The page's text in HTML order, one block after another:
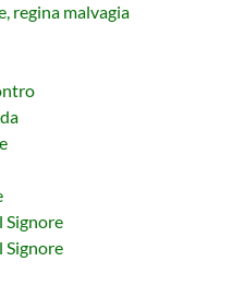
regina malvagia
Signore
Signore